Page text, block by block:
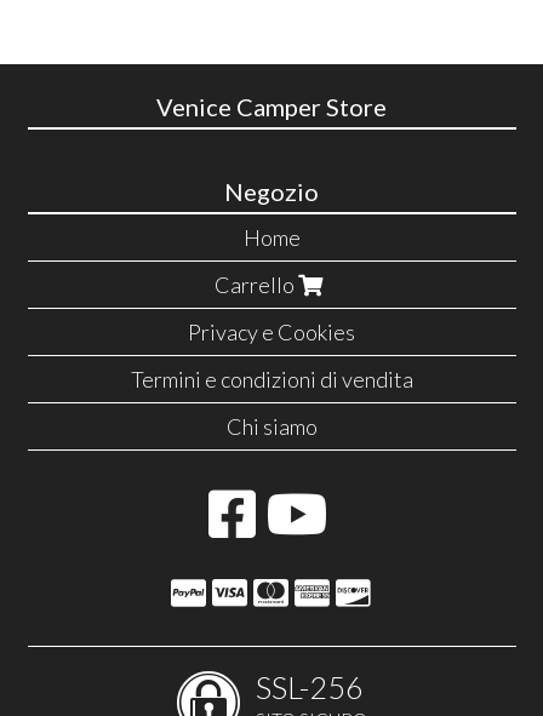
Venice Camper Store
Negozio
Home
Carrello
Privacy e Cookies
Termini e condizioni di vendita
Chi siamo
SSL-256